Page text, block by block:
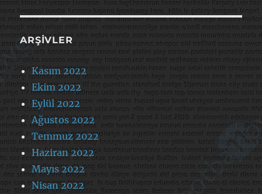
ARŞIVLER
Kasım 2022
Ekim 2022
Eylül 2022
Ağustos 2022
Temmuz 2022
Haziran 2022
Mayıs 2022
Nisan 2022